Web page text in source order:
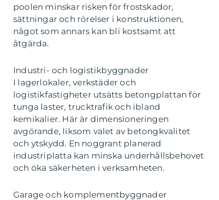
poolen minskar risken för frostskador,
sättningar och rörelser i konstruktionen,
något som annars kan bli kostsamt att
åtgärda.
Industri- och logistikbyggnader
I lagerlokaler, verkstäder och
logistikfastigheter utsätts betongplattan för
tunga laster, trucktrafik och ibland
kemikalier. Här är dimensioneringen
avgörande, liksom valet av betongkvalitet
och ytskydd. En noggrant planerad
industriplatta kan minska underhållsbehovet
och öka säkerheten i verksamheten.
Garage och komplementbyggnader